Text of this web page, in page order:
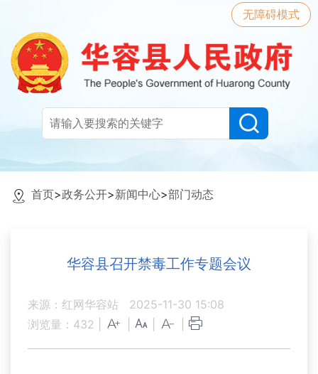
无障碍模式
首页>政务公开>新闻中心>部门动态
华容县召开禁毒工作专题会议
来源：红网华容站
2025-11-30 15:08
浏览量： 432